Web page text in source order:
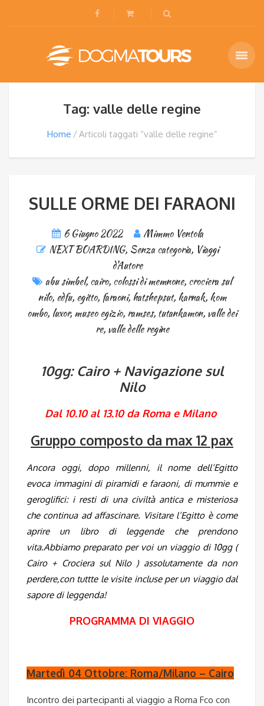
Tag: valle delle regine
Home Articoli taggati “valle delle regine”
SULLE ORME DEI FARAONI
6 Giugno 2022
Mimmo Ventola
NEXT BOARDING, Senza categoria, Viaggi
d'Autore
abu simbel,cairo, colossi di memnone, crociera sul
nilo, edfu, egitto, faraoni, hatshepsut, karnak, kom
ombo, luxor, museo egizio, ramses, tutankamon, valle dei
re, valle delle regine
10gg: Cairo + Navigazione sul
Nilo
Dal 10.10 al 13.10 da Roma e Milano
Gruppo composto da max 12 pax
Ancora oggi, dopo millenni, il nome dell’Egitto
evoca immagini di piramidi e faraoni, di mummie e
geroglifici: i resti di una civiltà antica e misteriosa
che continua ad affascinare. Visitare l’Egitto è come
aprire un libro di leggende che prendono
vita.Abbiamo preparato per voi un viaggio di 10gg (
Cairo + Crociera sul Nilo ) assolutamente da non
perdere,con tuttte le visite incluse per un viaggio dal
sapore di leggenda!
PROGRAMMA DI VIAGGIO
Martedì 04 Ottobre: Roma/Milano – Cairo
Incontro dei partecipanti al viaggio a Roma Fco con